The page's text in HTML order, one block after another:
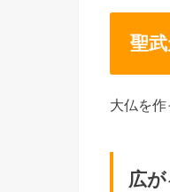
聖
大仏を作
広